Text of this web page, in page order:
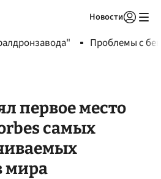
Новости
Проблемы с
первое место
самых
мира